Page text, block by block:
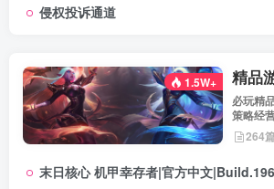
侵权投诉通道
1.5W+ 精品
必玩精
策略经
法，满
264
末日核心 机甲幸存者|官方中文|Build.19601158|解